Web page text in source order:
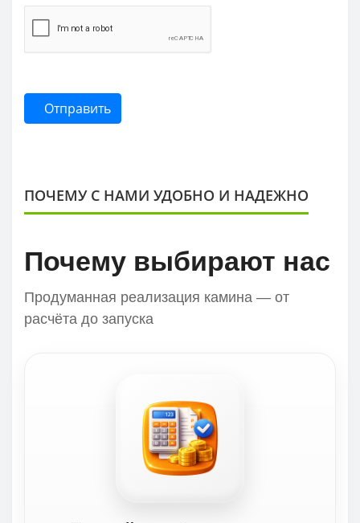
Отправить
ПОЧЕМУ С НАМИ УДОБНО И НАДЕЖНО
Почему выбирают нас
Продуманная реализация камина — от
расчёта до запуска